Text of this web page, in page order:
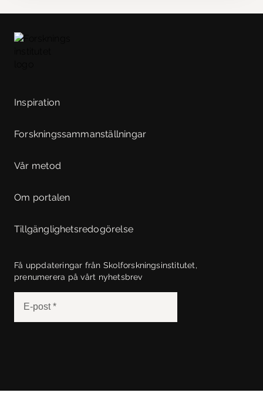
Inspiration
Forskningssammanställningar
Vår metod
Om portalen
Tillgänglighetsredogörelse
Få uppdateringar från Skolforskningsinstitutet,
prenumerera på vårt nyhetsbrev